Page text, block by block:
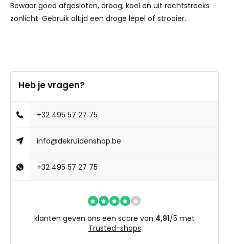
Bewaar goed afgesloten, droog, koel en uit rechtstreeks
zonlicht. Gebruik altijd een droge lepel of strooier.
Heb je vragen?
+32 495 57 27 75
info@dekruidenshop.be
+32 495 57 27 75
klanten geven ons een score van 4,91/5 met
Trusted-shops